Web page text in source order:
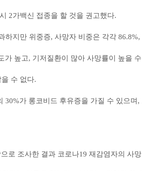
2가백신 접종을 할 것을 권고했다.
지만 위중증, 사망자 비중은 각각 86.8%,
높고, 기저질환이 많아 사망률이 높을
수 없다.
가 롱코비드 후유증을 가질 수 있으
로 조사한 결과 코로나19 재감염자의 사